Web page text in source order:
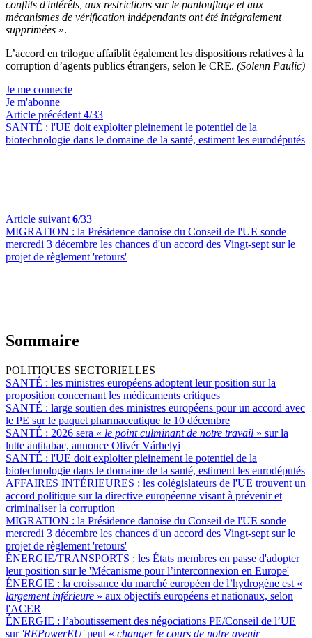
conflits d'intérêts, aux restrictions sur le pantouflage et aux
mécanismes de vérification indépendants ont été intégralement
supprimées ».
L’accord en trilogue affaiblit également les dispositions relatives à la
corruption d’agents publics étrangers, selon le CRE. (Solenn Paulic)
Je me connecte
Je m'abonne
Article précédent 4/33
SANTÉ : l'UE doit exploiter pleinement le potentiel de la
biotechnologie dans le domaine de la santé, estiment les eurodéputés
Article suivant 6/33
MIGRATION : la Présidence danoise du Conseil de l'UE sonde
mercredi 3 décembre les chances d'un accord des Vingt-sept sur le
projet de règlement 'retours'
Sommaire
POLITIQUES SECTORIELLES
SANTÉ : les ministres européens adoptent leur position sur la
proposition concernant les médicaments critiques
SANTÉ : large soutien des ministres européens pour un accord avec
le PE sur le paquet pharmaceutique le 10 décembre
SANTÉ : 2026 sera « le point culminant de notre travail » sur la
lutte antitabac, annonce Olivér Várhelyi
SANTÉ : l'UE doit exploiter pleinement le potentiel de la
biotechnologie dans le domaine de la santé, estiment les eurodéputés
AFFAIRES INTÉRIEURES : les colégislateurs de l'UE trouvent un
accord politique sur la directive européenne visant à prévenir et
criminaliser la corruption
MIGRATION : la Présidence danoise du Conseil de l'UE sonde
mercredi 3 décembre les chances d'un accord des Vingt-sept sur le
projet de règlement 'retours'
ÉNERGIE/TRANSPORTS : les États membres en passe d'adopter
leur position sur le 'Mécanisme pour l’interconnexion en Europe'
ÉNERGIE : la croissance du marché européen de l’hydrogène est «
largement inférieure » aux objectifs européens et nationaux, selon
l'ACER
ÉNERGIE : l’aboutissement des négociations PE/Conseil de l’UE
sur 'REPowerEU'peut « changer le cours de notre avenir